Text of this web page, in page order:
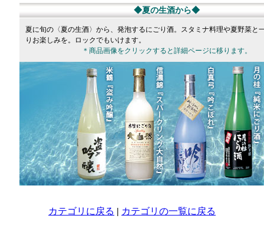
◆夏の生酒から◆
夏に旬の〈夏の生酒〉から、発泡するにごり酒。スタミナ料理や夏野菜と
りお楽しみを。ロックでもいけます。
＊商品画像をクリックすると詳細ページに移ります。
カテゴリに戻る | カテゴリの一覧に戻る